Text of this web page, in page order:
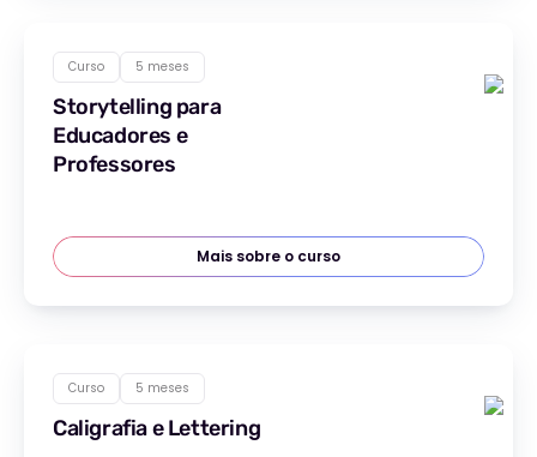
Curso 5 meses
Storytelling para
Educadores e
Professores
Mais sobre o curso
Curso 5 meses
Caligrafia e Lettering